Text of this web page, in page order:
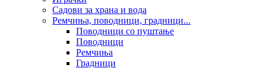
Садови за храна и вода
Ремчиња, поводници, градници...
Поводници со пуштање
Поводници
Ремчиња
Градници